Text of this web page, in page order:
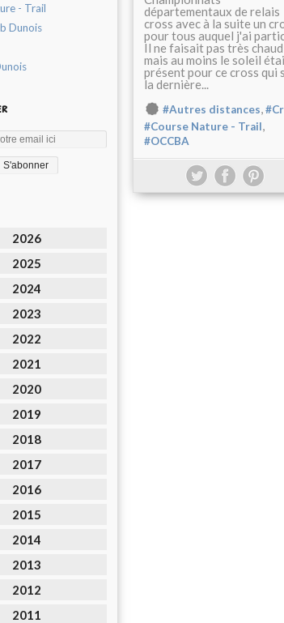
- Trail
Dunois
2026
2025
2024
2023
2022
2021
2020
2019
2018
2017
2016
2015
2014
2013
2012
2011
départementaux de relais
cross avec à la suite un
pour tous auquel j'ai
Il ne faisait pas très chaud
mais au moins le soleil
présent pour ce cross qui
la dernière...
#Autres distances,
#Course Nature - Trail,
#OCCBA